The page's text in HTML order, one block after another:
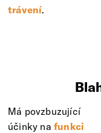
trávení.
Má povzbuzující
účinky na funkci